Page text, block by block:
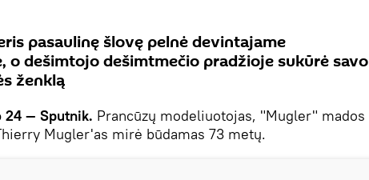
pasaulinę šlovę pelnė devintajame
o dešimtojo dešimtmečio pradžioje sukūrė savo
ženklą
24 — Sputnik. Prancūzų modeliuotojas, "Mugler" mados
Mugler'as mirė būdamas 73 metų.